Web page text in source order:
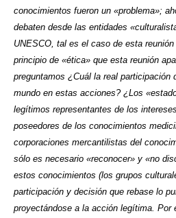
conocimientos fueron un «problema»;
debaten desde las entidades
UNESCO, tal es el caso de esta
principio de «ética» que esta reunión
preguntamos ¿Cuál la real participación
mundo en estas acciones? ¿Los
legítimos representantes de los
poseedores de los conocimientos
corporaciones mercantilistas del
sólo es necesario «reconocer» y «no
estos conocimientos (los grupos
participación y decisión que rebase lo
proyectándose a la acción legítima. Por